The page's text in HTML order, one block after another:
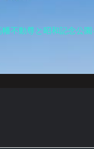
不動尊と昭和記念公